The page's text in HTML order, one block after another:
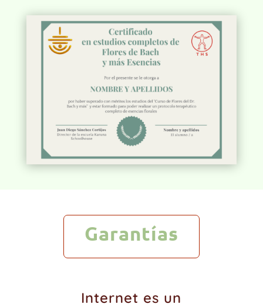
Garantías
Internet es un